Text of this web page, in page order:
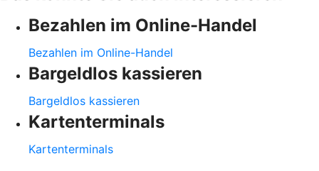
Bezahlen im Online-Handel
Bezahlen im Online-Handel
Bargeldlos kassieren
Bargeldlos kassieren
Kartenterminals
Kartenterminals